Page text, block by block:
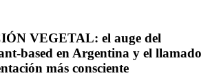
VEGETAL: el auge del
based en Argentina y el llamado
más consciente